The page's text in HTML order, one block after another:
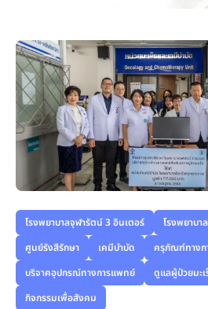
โรงพยาบาลจุฬารัตน์ 3 อินเตอร์ โรงพยาบา
ศูนย์รังสีรักษา
เคมีบำบัด
ครุภัณฑ์ทาง
บริจาคอุปกรณ์ทางการแพทย์
ดูแลผู้ป่วยมะเ
กิจกรรมเพื่อสังคม